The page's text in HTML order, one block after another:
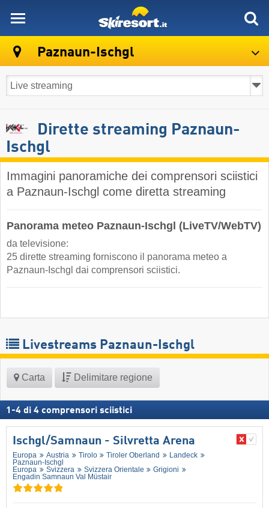
Paznaun-Ischgl
Dirette streaming Paznaun-
Ischgl
Immagini panoramiche dei comprensori sciistici
a Paznaun-Ischgl come diretta streaming
Panorama meteo Paznaun-Ischgl (LiveTV/WebTV)
da televisione:
25 dirette streaming forniscono il panorama meteo a
Paznaun-Ischgl dai comprensori sciistici.
Livestreams Paznaun-Ischgl
Carta Delimitare regione
1 -4 di 4 comprensori sciistici
Ischgl/​Samnaun - Silvretta Arena
Europa Austria Tirolo Tiroler Oberland
Landeck
Paznaun-Ischgl
Europa
Svizzera Svizzera Orientale
Grigioni
Engadin Samnaun Val Müstair